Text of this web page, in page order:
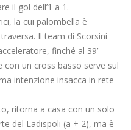
il gol dell’1 a 1.
la cui palombella è
Il team di Scorsini
finché al 39’
con un cross basso serve sul
intenzione insacca in rete
ritorna a casa con un solo
del Ladispoli (a + 2), ma è